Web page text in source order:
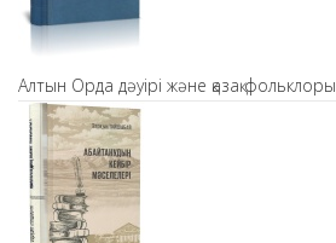
Алтын Орда дәуірі және қазақ фольклоры